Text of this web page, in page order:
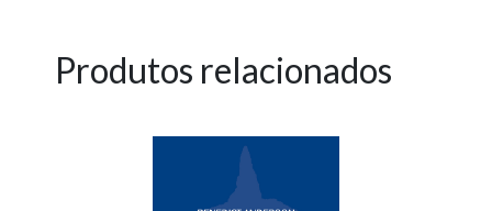
Produtos relacionados